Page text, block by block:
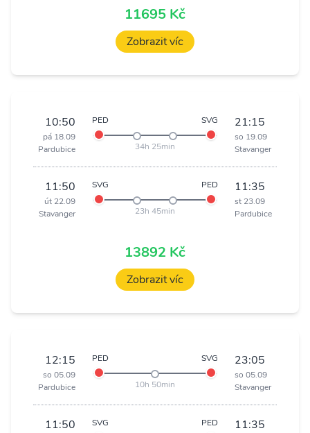
11695 Kč
Zobrazit víc
10:50
pá 18.09
Pardubice
PED SVG
34h 25min
21:15
so 19.09
Stavanger
11:50
út 22.09
Stavanger
SVG PED
23h 45min
11:35
st 23.09
Pardubice
13892 Kč
Zobrazit víc
12:15
so 05.09
Pardubice
PED SVG
10h 50min
23:05
so 05.09
Stavanger
11:50 SVG PED 11:35